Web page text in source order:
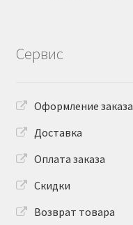
Сервис
Оформление заказа
Доставка
Оплата заказа
Скидки
Возврат товара